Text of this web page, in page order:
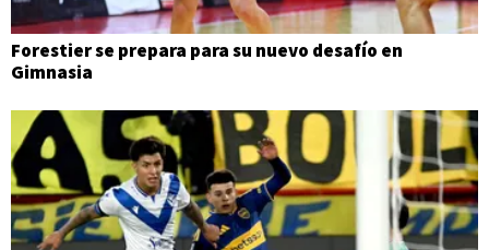
Forestier se prepara para su nuevo desafío en
Gimnasia